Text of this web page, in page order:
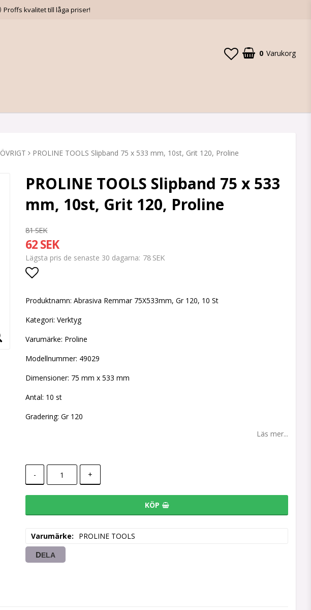
Proffs kvalitet till låga priser!
0 Varukorg
ÖVRIGT PROLINE TOOLS Slipband 75 x 533 mm, 10st, Grit 120, Proline
PROLINE TOOLS Slipband 75 x 533
mm, 10st, Grit 120, Proline
81 SEK
62 SEK
Lägsta pris de senaste 30 dagarna 78 SEK
Produktnamn: Abrasiva Remmar 75X533mm, Gr 120, 10 St
Kategori: Verktyg
Varumärke: Proline
Modellnummer: 49029
Dimensioner: 75 mm x 533 mm
Antal: 10 st
Gradering: Gr 120
Läs mer...
- +
KÖP
Varumärke PROLINE TOOLS
DELA